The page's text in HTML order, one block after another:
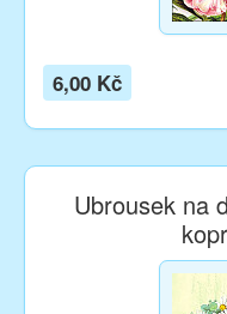
6,00 Kč
Ubrousek na